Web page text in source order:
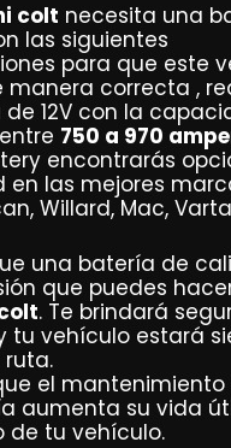
colt necesita una
las siguientes
para que este
manera correcta ,
12V con la
750 a 970
encontrarás
en las mejores
Willard, Mac,
una batería de
que puedes
. Te brindará
tu vehículo estará
el
aumenta su vida
de tu vehículo.